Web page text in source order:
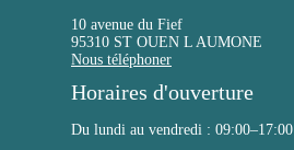
10 avenue du Fief
95310 ST OUEN L AUMONE
Nous téléphoner
Horaires d'ouverture
Du lundi au vendredi : 09:00–17:00